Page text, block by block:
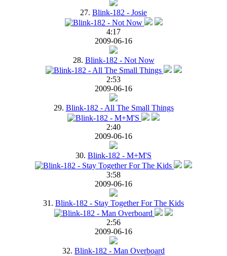
27. Blink-182 - Josie
4:17
2009-06-16
28. Blink-182 - Not Now
2:53
2009-06-16
29. Blink-182 - All The Small Things
2:40
2009-06-16
30. Blink-182 - M+M'S
3:58
2009-06-16
31. Blink-182 - Stay Together For The Kids
2:56
2009-06-16
32. Blink-182 - Man Overboard